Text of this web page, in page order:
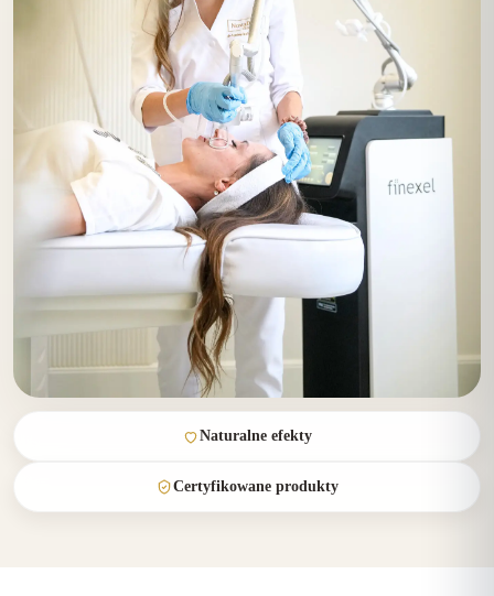
Naturalne efekty
Certyfikowane produkty